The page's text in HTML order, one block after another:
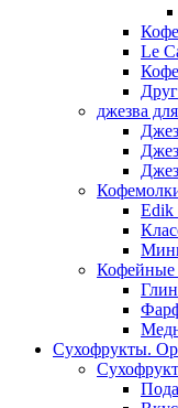
Le
джезва
Edik
Кофейные
Сухофрукты.